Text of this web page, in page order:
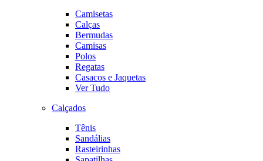
Camisetas
Calças
Bermudas
Camisas
Polos
Regatas
Casacos e Jaquetas
Ver Tudo
Calçados
Tênis
Sandálias
Rasteirinhas